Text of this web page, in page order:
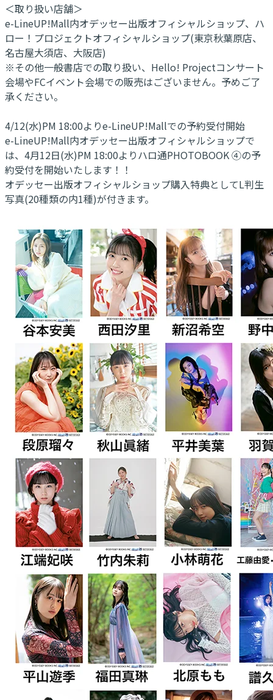
＜取り扱い店舗＞
e-LineUP!Mall内オデッセー出版オフィシャルショップ、ハ
ロー！プロジェクトオフィシャルショップ(東京秋葉原店、
名古屋大須店、大阪店)
※その他一般書店での取り扱い、Hello! Projectコンサート
会場やFCイベント会場での販売はございません。予めご了
承ください。
4/12(水)PM 18:00よりe-LineUP!Mallでの予約受付開始
e-LineUP!Mall内オデッセー出版オフィシャルショップで
は、4月12日(水)PM 18:00よりハロ通PHOTOBOOK ④の予
約受付を開始いたします！！
オデッセー出版オフィシャルショップ購入特典としてL判生
写真(20種類の内1種)が付きます。